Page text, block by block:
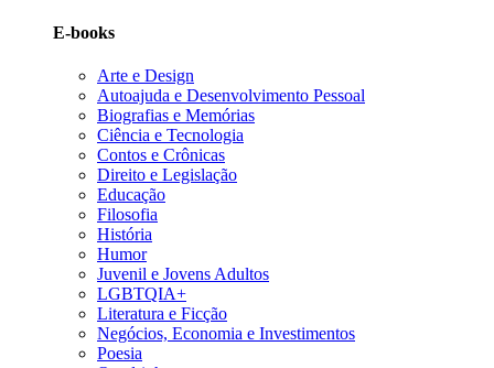
E-books
Arte e Design
Autoajuda e Desenvolvimento Pessoal
Biografias e Memórias
Ciência e Tecnologia
Contos e Crônicas
Direito e Legislação
Educação
Filosofia
História
Humor
Juvenil e Jovens Adultos
LGBTQIA+
Literatura e Ficção
Negócios, Economia e Investimentos
Poesia